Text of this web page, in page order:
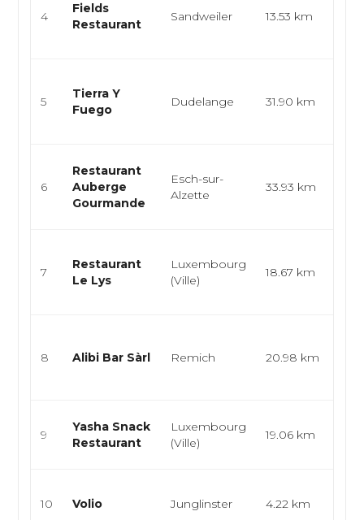
4
Fields
Restaurant
Sandweiler 13.53 km
5
Tierra Y
Fuego
Dudelange 31.90 km
6
Restaurant
Auberge
Gourmande
Esch-sur-
Alzette
33.93 km
7
Restaurant
Le Lys
Luxembourg
(Ville)
18.67 km
8 Alibi Bar Sàrl Remich 20.98 km
9
Yasha Snack
Restaurant
Luxembourg
(Ville)
19.06 km
10 Volio Junglinster 4.22 km